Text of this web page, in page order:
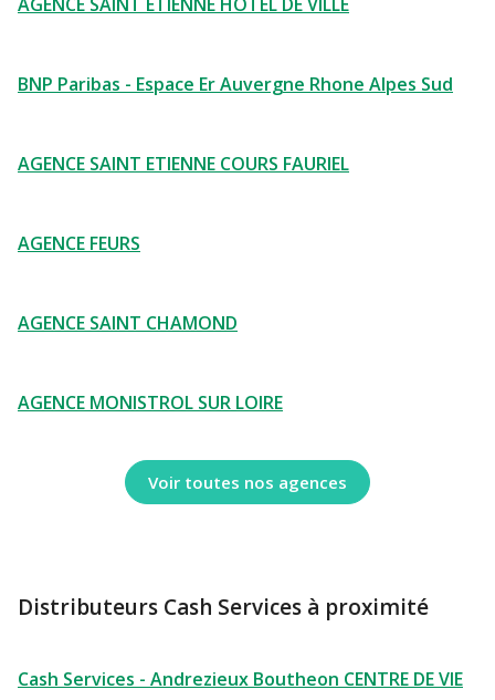
BNP Paribas - Espace Er Auvergne Rhone Alpes Sud
AGENCE SAINT ETIENNE COURS FAURIEL
AGENCE FEURS
AGENCE SAINT CHAMOND
AGENCE MONISTROL SUR LOIRE
Voir toutes nos agences
Distributeurs Cash Services à proximité
Cash Services - Andrezieux Boutheon CENTRE DE VIE